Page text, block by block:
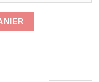
Alberto pour femmes